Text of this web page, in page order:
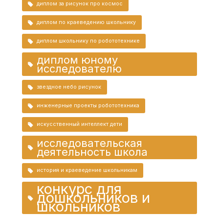
диплом за рисунок про космос
диплом по краеведению школьнику
диплом школьнику по робототехнике
диплом юному
исследователю
звездное небо рисунок
инженерные проекты робототехника
искусственный интеллект дети
исследовательская
деятельность школа
история и краеведение школьникам
конкурс для
дошкольников и
школьников